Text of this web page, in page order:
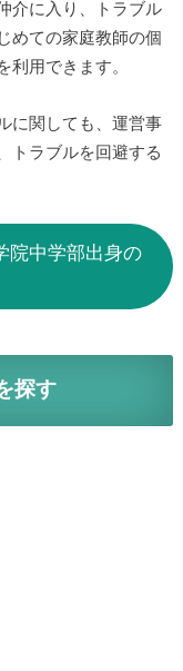
介に入り、トラブル
めての家庭教師の個
利用できます。
に関しても、運営事
トラブルを回避する
院中学部出身の
探す